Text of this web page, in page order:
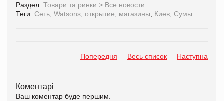
Раздел: Товари та ринки > Все новости
Теги: Сеть Watsons открытие магазины Киев Сумы
Попередня Весь список Наступна
Коментарі
Ваш коментар буде першим.